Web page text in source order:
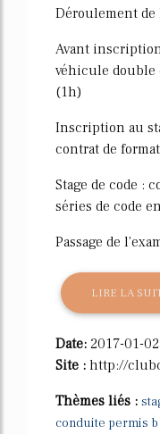
Déroulement de
Avant
véhicule double
(1h)
Inscription au
contrat de
Stage de code :
séries de code
Passage de
LIRE LA
Date: 2017-01-
Site : http://
Thèmes liés :
conduite permis b